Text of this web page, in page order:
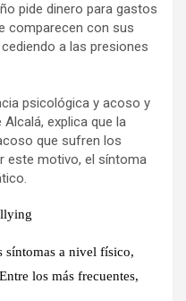
pide dinero para gastos
comparecen con sus
a las presiones
psicológica y acoso y
explica que la
que sufren los
este motivo, el síntoma
síntomas a nivel físico,
los más frecuentes,